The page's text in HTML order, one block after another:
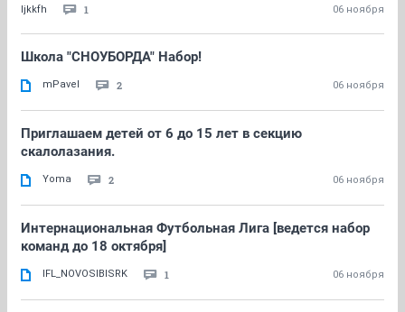
ljkkfh 1 06 ноября
Школа "СНОУБОРДА" Набор!
mPavel 2 06 ноября
Приглашаем детей от 6 до 15 лет в секцию
скалолазания.
Yoma 2 06 ноября
Интернациональная Футбольная Лига [ведется набор
команд до 18 октября]
IFL_NOVOSIBISRK 1 06 ноября